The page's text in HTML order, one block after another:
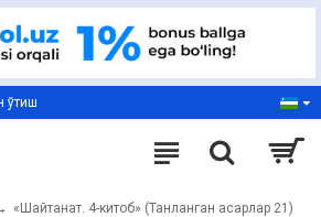
ўтиш
«Шайтанат. 4-китоб» (Танланган асарлар 21)